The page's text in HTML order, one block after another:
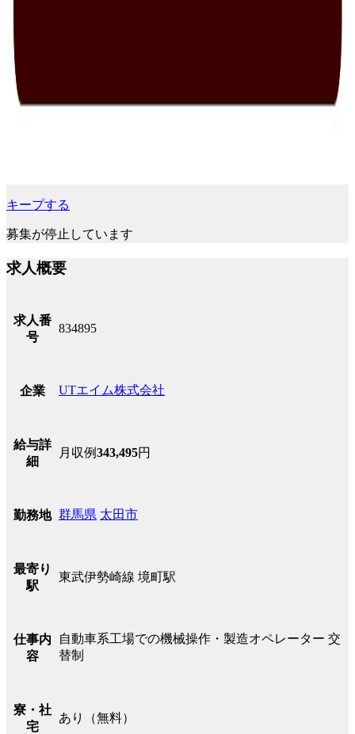
キープする
募集が停止しています
求人概要
求人番
号
834895
企業 UTエイム株式会社
給与詳
細
月収例343,495円
勤務地 群馬県 太田市
最寄り
駅
東武伊勢崎線 境町駅
仕事内
容
自動車系工場での機械操作・製造オペレーター 交
替制
寮・社
宅
あり（無料）